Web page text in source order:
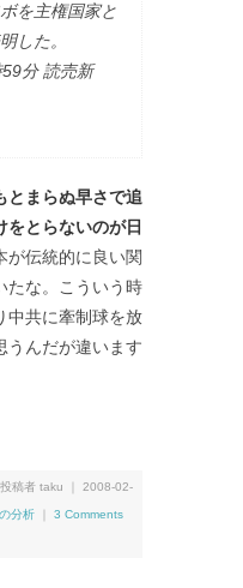
を主権国家と
した。
59分 読売新
とまらぬ早さで追
をとらないのが日
が伝統的に良い関
たな。こういう時
中共に牽制球を放
うんだが違います
投稿者 taku ｜ 2008-02-
分析 3 Comments